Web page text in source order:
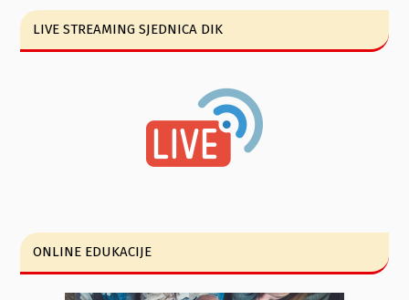
LIVE STREAMING SJEDNICA DIK
ONLINE EDUKACIJE